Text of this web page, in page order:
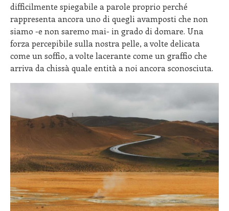
difficilmente spiegabile a parole proprio perché
rappresenta ancora uno di quegli avamposti che non
siamo -e non saremo mai- in grado di domare. Una
forza percepibile sulla nostra pelle, a volte delicata
come un soffio, a volte lacerante come un graffio che
arriva da chissà quale entità a noi ancora sconosciuta.